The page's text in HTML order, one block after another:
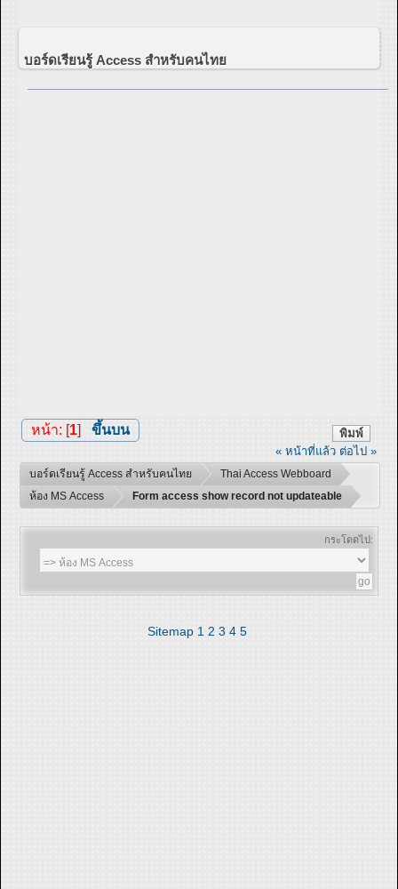
บอร์ดเรียนรู้ Access สำหรับคนไทย
พิมพ์
หน้า: [1] ขึ้นบน
« หน้าที่แล้ว ต่อไป »
บอร์ดเรียนรู้ Access สำหรับคนไทย
Thai Access Webboard
ห้อง MS Access
Form access show record not updateable
กระโดดไป:
Sitemap 1 2 3 4 5